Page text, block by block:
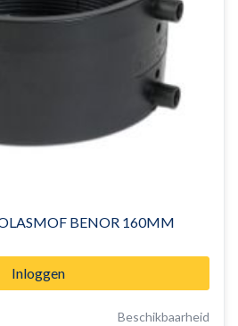
BENOR 160MM
Inloggen
Beschikbaarheid